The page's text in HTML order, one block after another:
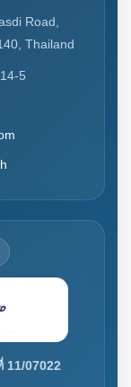
Road,
Thailand
5
11/07022